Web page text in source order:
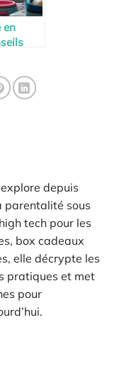
en
depuis
parentalité sous
tech pour les
box cadeaux
elle décrypte les
pratiques et met
pour